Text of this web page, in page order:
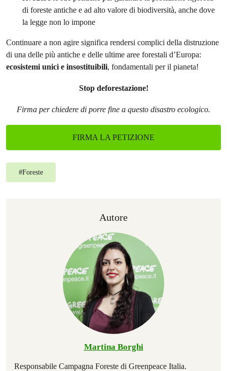
di foreste antiche e ad alto valore di biodiversità, anche dove
la legge non lo impone
Continuare a non agire significa rendersi complici della distruzione
di una delle più antiche e delle ultime aree forestali d’Europa:
ecosistemi unici e insostituibili, fondamentali per il pianeta!
Stop deforestazione!
Firma per chiedere di porre fine a questo disastro ecologico.
FIRMA LA PETIZIONE
#Foreste
Autore
Martina Borghi
Responsabile Campagna Foreste di Greenpeace Italia.